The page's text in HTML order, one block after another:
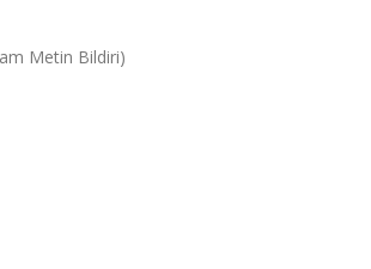
Metin Bildiri)